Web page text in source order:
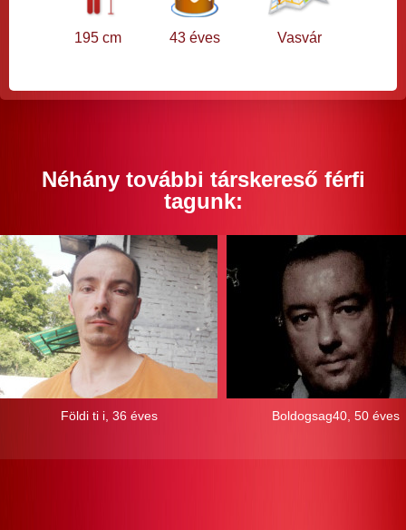
195 cm 43 éves Vasvár
Néhány további társkereső férfi
tagunk:
Földi ti i, 36 éves Boldogsag40, 50 éves